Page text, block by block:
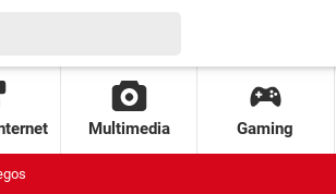
Multimedia Gaming